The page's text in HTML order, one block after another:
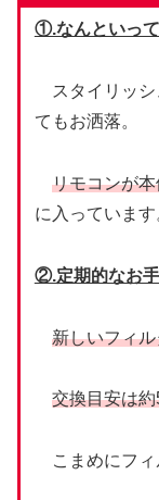
①.なんといっ
スタイリッシ
てもお洒落。
リモコンが
に入っています
②.定期的なお
新しいフィ
交換目安は
こまめにフィ